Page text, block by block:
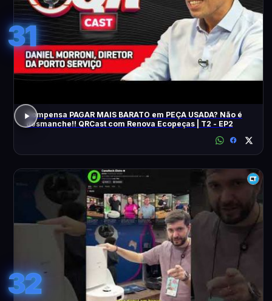
31
Compensa PAGAR MAIS BARATO em PEÇA USADA? Não é
desmanche!! QRCast com Renova Ecopeças | T2 - EP2
32